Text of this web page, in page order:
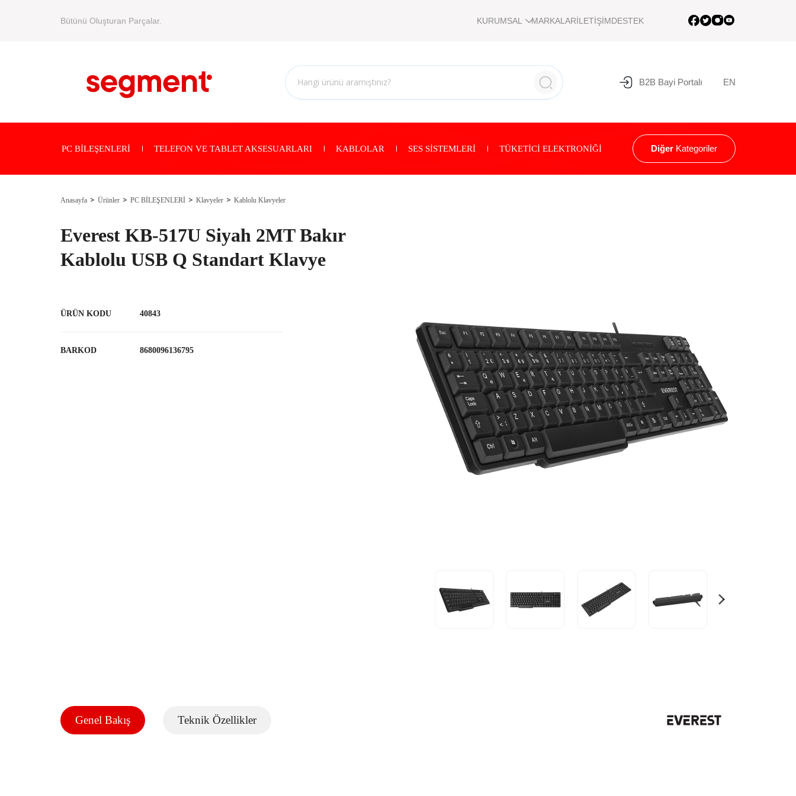
Bütünü Oluşturan Parçalar. KURUMSAL MARKALARİLETİŞİMDESTEK
B2B Bayi Portalı EN
PC BİLEŞENLERİ TELEFON VE TABLET AKSESUARLARI KABLOLAR SES SİSTEMLERİ TÜKETİCİ ELEKTRONİĞİ Diğer Kategoriler
Anasayfa Ürünler PC BİLEŞENLERİ Klavyeler Kablolu Klavyeler
Everest KB-517U Siyah 2MT Bakır
Kablolu USB Q Standart Klavye
ÜRÜN KODU 40843
BARKOD 8680096136795
Genel Bakış Teknik Özellikler